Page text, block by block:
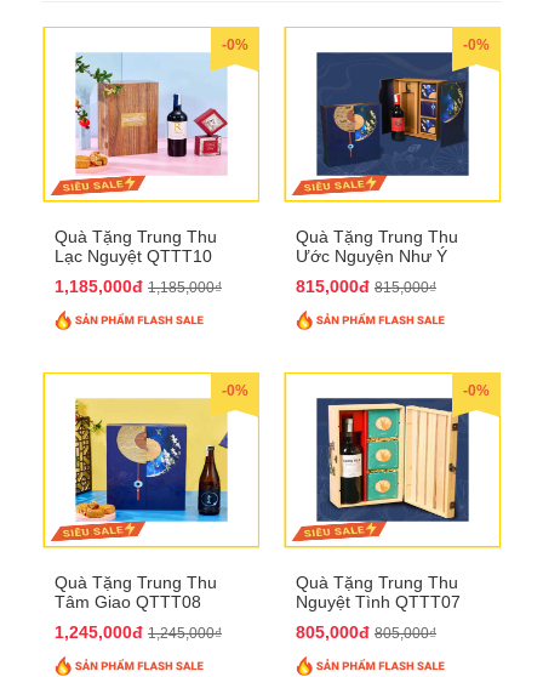
-0%
Quà Tặng Trung Thu
Lạc Nguyệt QTTT10
1,185,000đ 1,185,000₫
-0%
Quà Tặng Trung Thu
Ước Nguyện Như Ý
815,000đ 815,000₫
-0%
Quà Tặng Trung Thu
Tâm Giao QTTT08
1,245,000đ 1,245,000₫
-0%
Quà Tặng Trung Thu
Nguyệt Tình QTTT07
805,000đ 805,000₫